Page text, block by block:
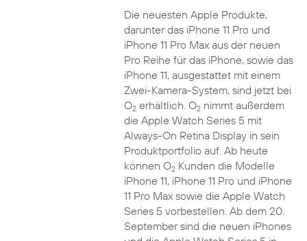
Die neuesten Apple Produkte,
darunter das iPhone 11 Pro und
iPhone 11 Pro Max aus der neuen
Pro Reihe für das iPhone, sowie das
iPhone 11, ausgestattet mit einem
Zwei-Kamera-System, sind jetzt bei
O2erhältlich. O2nimmt außerdem
die Apple Watch Series 5 mit
Always-On Retina Display in sein
Produktportfolio auf. Ab heute
können O2Kunden die Modelle
iPhone 11, iPhone 11 Pro und iPhone
11 Pro Max sowie die Apple Watch
Series 5 vorbestellen. Ab dem 20.
September sind die neuen iPhones